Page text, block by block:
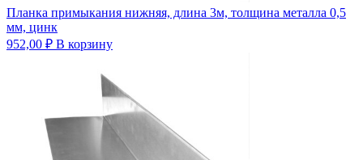
Планка примыкания нижняя, длина 3м, толщина металла 0,5
мм, цинк
952,00 ₽ В корзину